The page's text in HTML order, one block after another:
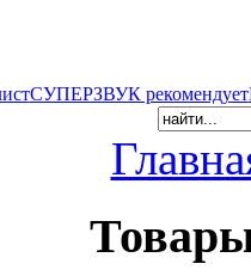
СУПЕРЗВУК рекомендует